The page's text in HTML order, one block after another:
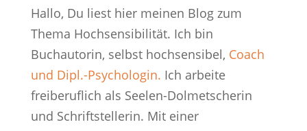
Hallo, Du liest hier meinen Blog zum
Thema Hochsensibilität. Ich bin
Buchautorin, selbst hochsensibel, Coach
und Dipl.-Psychologin. Ich arbeite
freiberuflich als Seelen-Dolmetscherin
und Schriftstellerin. Mit einer